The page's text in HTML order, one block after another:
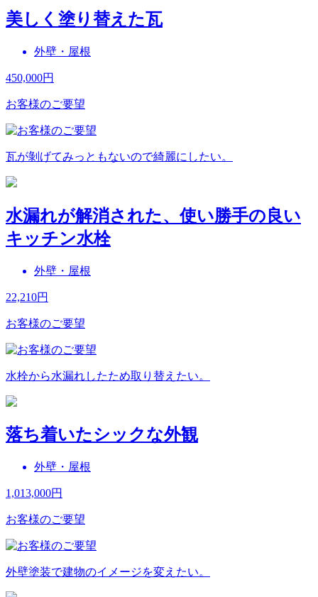
美しく塗り替えた瓦
外壁・屋根
450,000円
お客様のご要望
瓦が剝げてみっともないので綺麗にしたい。
水漏れが解消された、使い勝手の良い
キッチン水栓
外壁・屋根
22,210円
お客様のご要望
水栓から水漏れしたため取り替えたい。
落ち着いたシックな外観
外壁・屋根
1,013,000円
お客様のご要望
外壁塗装で建物のイメージを変えたい。